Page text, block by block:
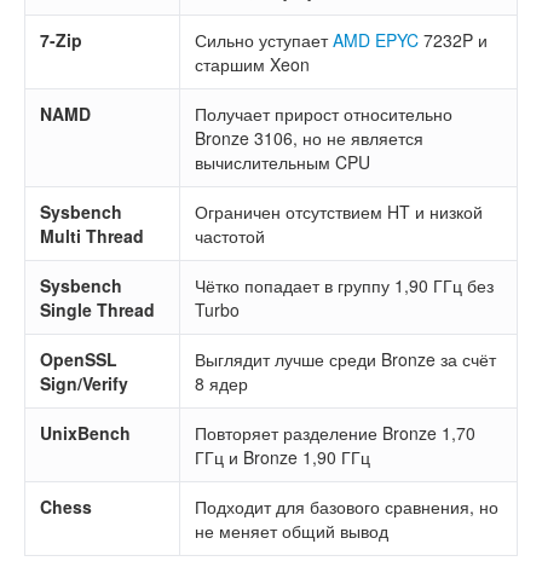
7-Zip Сильно уступаетAMD EPYC 7232P и
старшим Xeon
NAMD
Получает прирост относительно
Bronze 3106, но не является
вычислительным CPU
Sysbench
Multi Thread
Ограничен отсутствием HT и низкой
частотой
Sysbench
Single Thread
Чётко попадает в группу 1,90 ГГц без
Turbo
OpenSSL
Sign/Verify
Выглядит лучше среди Bronze за счёт
8 ядер
UnixBench
Повторяет разделение Bronze 1,70
ГГц и Bronze 1,90 ГГц
Chess
Подходит для базового сравнения, но
не меняет общий вывод